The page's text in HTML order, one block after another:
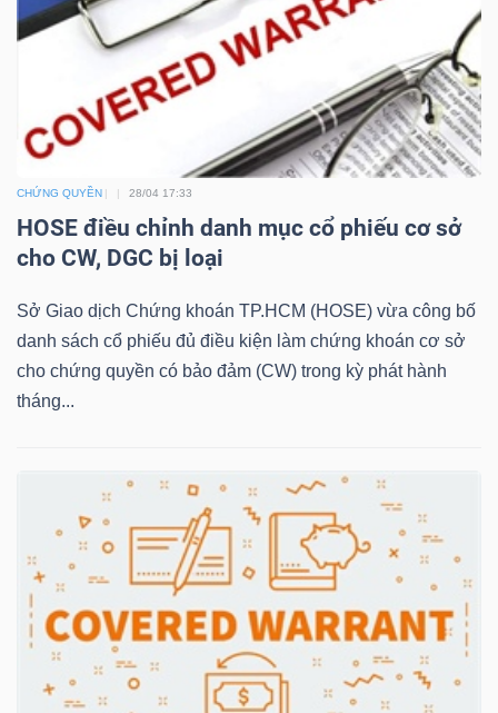
CHỨNG QUYỀN 28/04 17:33
HOSE điều chỉnh danh mục cổ phiếu cơ sở
cho CW, DGC bị loại
Sở Giao dịch Chứng khoán TP.HCM (HOSE) vừa công bố
danh sách cổ phiếu đủ điều kiện làm chứng khoán cơ sở
cho chứng quyền có bảo đảm (CW) trong kỳ phát hành
tháng...
TƯ
TRUY
XUẤT
DỮ
LIỆU
(-)
VS-
SECTOR
NĂNG
LƯỢNG